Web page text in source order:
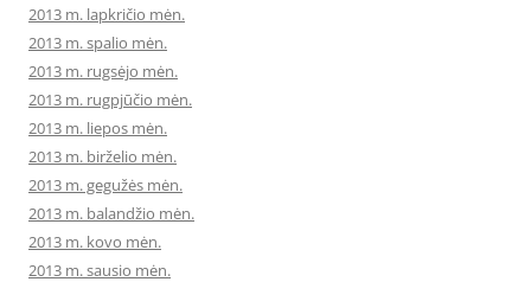
2013 m. lapkričio mėn.
2013 m. spalio mėn.
2013 m. rugsėjo mėn.
2013 m. rugpjūčio mėn.
2013 m. liepos mėn.
2013 m. birželio mėn.
2013 m. gegužės mėn.
2013 m. balandžio mėn.
2013 m. kovo mėn.
2013 m. sausio mėn.